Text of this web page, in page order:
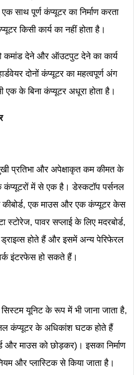
साथ पूर्ण कंप्यूटर का निर्माण करता
किसी कार्य का नहीं होता है।
कमांड देने और ऑउटपुट देने का कार्य
दोनों कंप्यूटर का महत्वपूर्ण अंग
एक के बिना कंप्यूटर अधूरा होता है।
प्रतिभा और अपेक्षाकृत कम कीमत के
में से एक है। डेस्कटॉप पर्सनल
कीबोर्ड, एक माउस और एक कंप्यूटर केस
पावर सप्लाई के लिए मदरबोर्ड,
होते हैं और इसमें अन्य पेरिफेरल
इंटरफेस हो सकते हैं।
यूनिट के रूप में भी जाना जाता है,
कंप्यूटर के अधिकांश घटक होते हैं
और माउस को छोड़कर)। इसका निर्माण
और प्लास्टिक से किया जाता है।